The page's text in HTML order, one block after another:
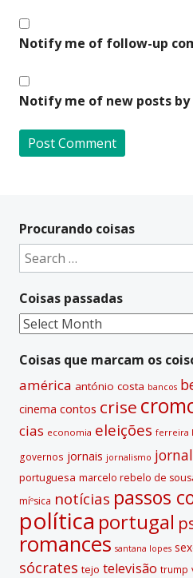
Notify me of follow-up
Notify me of new posts
t
e
a
t
i
v
Procurando coisas
Search
for:
Coisas passadas
Coisas
Coisas que marcam os
américa antónio costa bancos
cinema contos crise
cias economia eleições ferreira
governos jornais jornalismo
portuguesa marcelo rebelo de
míºsica notí­cias passos
polí­tica portugal
romances santana lopes
sócrates tejo televisão trump